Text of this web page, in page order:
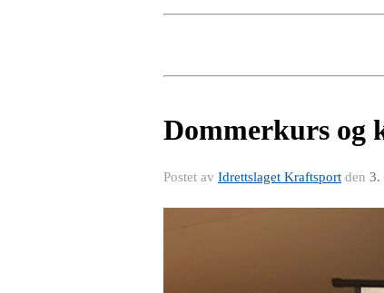
Dommerkurs og
Postet av Idrettslaget Kraftsport den 3.